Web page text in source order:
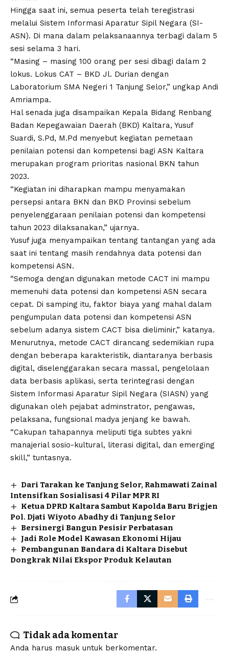
Hingga saat ini, semua peserta telah teregistrasi
melalui Sistem Informasi Aparatur Sipil Negara (SI-
ASN). Di mana dalam pelaksanaannya terbagi dalam 5
sesi selama 3 hari.
“Masing – masing 100 orang per sesi dibagi dalam 2
lokus. Lokus CAT – BKD Jl. Durian dengan
Laboratorium SMA Negeri 1 Tanjung Selor,” ungkap Andi
Amriampa.
Hal senada juga disampaikan Kepala Bidang Renbang
Badan Kepegawaian Daerah (BKD) Kaltara, Yusuf
Suardi, S.Pd, M.Pd menyebut kegiatan pemetaan
penilaian potensi dan kompetensi bagi ASN Kaltara
merupakan program prioritas nasional BKN tahun
2023.
“Kegiatan ini diharapkan mampu menyamakan
persepsi antara BKN dan BKD Provinsi sebelum
penyelenggaraan penilaian potensi dan kompetensi
tahun 2023 dilaksanakan,” ujarnya.
Yusuf juga menyampaikan tentang tantangan yang ada
saat ini tentang masih rendahnya data potensi dan
kompetensi ASN.
“Semoga dengan digunakan metode CACT ini mampu
memenuhi data potensi dan kompetensi ASN secara
cepat. Di samping itu, faktor biaya yang mahal dalam
pengumpulan data potensi dan kompetensi ASN
sebelum adanya sistem CACT bisa dieliminir,” katanya.
Menurutnya, metode CACT dirancang sedemikian rupa
dengan beberapa karakteristik, diantaranya berbasis
digital, diselenggarakan secara massal, pengelolaan
data berbasis aplikasi, serta terintegrasi dengan
Sistem Informasi Aparatur Sipil Negara (SIASN) yang
digunakan oleh pejabat adminstrator, pengawas,
pelaksana, fungsional madya jenjang ke bawah.
“Cakupan tahapannya meliputi tiga subtes yakni
manajerial sosio-kultural, literasi digital, dan emerging
skill,” tuntasnya.
Dari Tarakan ke Tanjung Selor, Rahmawati Zainal
Intensifkan Sosialisasi 4 Pilar MPR RI
Ketua DPRD Kaltara Sambut Kapolda Baru Brigjen
Pol. Djati Wiyoto Abadhy di Tanjung Selor
Bersinergi Bangun Pesisir Perbatasan
Jadi Role Model Kawasan Ekonomi Hijau
Pembangunan Bandara di Kaltara Disebut
Dongkrak Nilai Ekspor Produk Kelautan
Tidak ada komentar
Anda harus masuk untuk berkomentar.